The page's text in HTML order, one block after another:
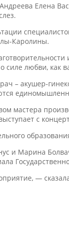
Елена
Каролины.
силе любви, как
– акушер-
мастера
с
и Марина
—